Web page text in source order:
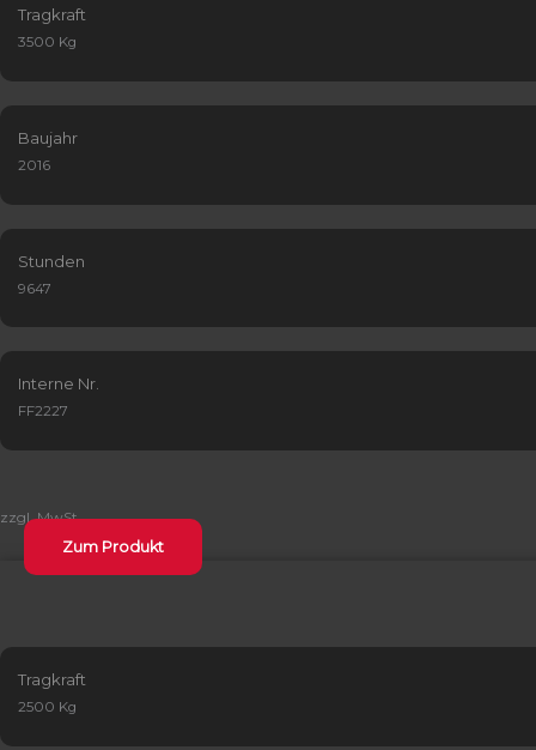
Tragkraft
3500 Kg
Baujahr
2016
Stunden
9647
Interne Nr.
FF2227
zzgl. MwSt.
Zum Produkt
Tragkraft
2500 Kg